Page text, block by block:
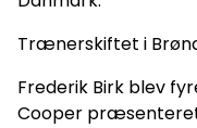
Trænerskiftet i
Frederik Birk blev
Cooper